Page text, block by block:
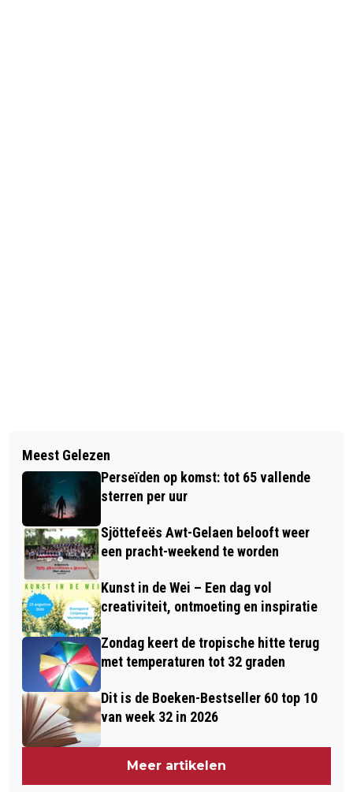
ACHTSTE RACE: FORMULE 1-CIRCUS
DOET MONACO AAN
HUURCOMMISSIE KRIJGT FORS MEER
KLACHTEN, VOORAL OVER
ONDERHOUD
Meest Gelezen
Perseïden op komst: tot 65 vallende
sterren per uur
Sjöttefeës Awt-Gelaen belooft weer
een pracht-weekend te worden
Kunst in de Wei – Een dag vol
creativiteit, ontmoeting en inspiratie
Zondag keert de tropische hitte terug
met temperaturen tot 32 graden
Dit is de Boeken-Bestseller 60 top 10
van week 32 in 2026
Meer artikelen